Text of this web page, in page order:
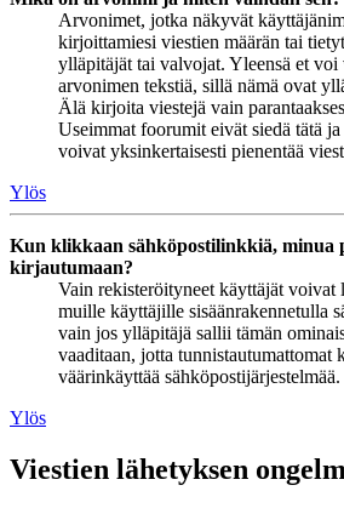
Arvonimet, jotka näkyvät
kirjoittamiesi viestien määrän tai
ylläpitäjät tai valvojat. Yleensä et voi
arvonimen tekstiä, sillä nämä ovat
Älä kirjoita viestejä vain
Useimmat foorumit eivät siedä tätä
voivat yksinkertaisesti pienentää
Ylös
Kun klikkaan sähköpostilinkkiä, minua
kirjautumaan?
Vain rekisteröityneet käyttäjät voivat
muille käyttäjille sisäänrakennetulla
vain jos ylläpitäjä sallii tämän
vaaditaan, jotta tunnistautumattomat
väärinkäyttää sähköpostijärjestelmää.
Ylös
Viestien lähetyksen